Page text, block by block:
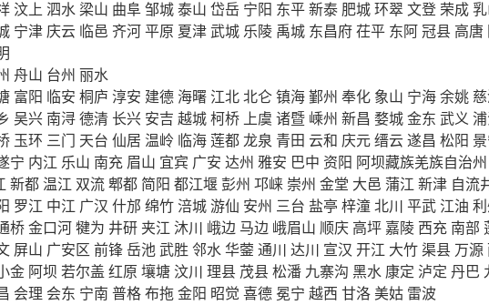
汶上 泗水 梁山 曲阜邹城泰山 岱岳 宁阳 东平新泰 肥城环翠文登 荣成
宁津 庆云 临邑 齐河平原 夏津武城 乐陵 禹城 东昌府茌平 东阿冠县 高唐
舟山 台州 丽水
富阳 临安 桐庐 淳安 建德 海曙 江北北仑镇海鄞州 奉化 象山 宁海余姚
吴兴 南浔德清 长兴 安吉 越城柯桥 上虞 诸暨 嵊州 新昌 婺城金东 武义
玉环 三门 天台 仙居 温岭 临海莲都龙泉 青田 云和 庆元缙云遂昌 松阳
宁 内江 乐山 南充 眉山 宜宾 广安 达州 雅安 巴中 资阳 阿坝藏族羌族自治州
新都 温江 双流郫都 简阳 都江堰彭州 邛崃 崇州 金堂 大邑 蒲江 新津 自流
罗江 中江 广汉 什邡 绵竹 涪城游仙 安州 三台 盐亭 梓潼北川 平武 江油
桥金口河犍为 井研 夹江 沐川 峨边 马边 峨眉山 顺庆 高坪 嘉陵 西充 南部
屏山 广安区 前锋岳池武胜 邻水华蓥 通川 达川 宣汉 开江 大竹 渠县 万源
金 阿坝 若尔盖 红原 壤塘 汶川 理县 茂县松潘 九寨沟 黑水 康定 泸定 丹巴
会理 会东 宁南 普格布拖金阳 昭觉 喜德 冕宁 越西 甘洛 美姑 雷波